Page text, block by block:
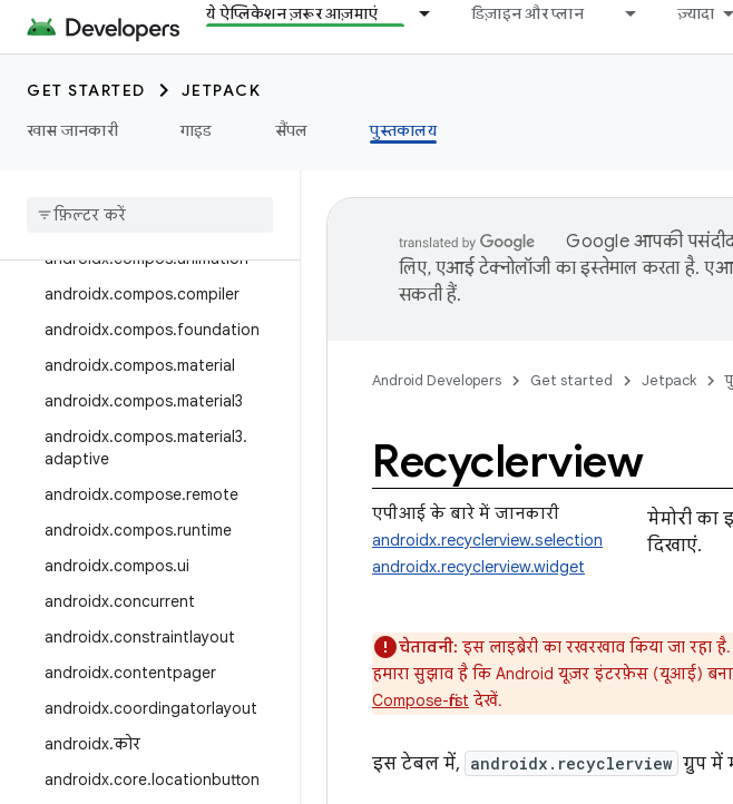
ये ऐप्लिकेशन ज़रूर आज़माएं डिज़ाइन और प्लान ज़्यादा
GET STARTED
JETPACK
खास जानकारी
गाइड सैंपल पुस्तकालय
androidx.camera.media3
androidx.camera.viewfinder
androidx.car
androidx.compos
androidx.compos.animation
androidx.compos.compiler
androidx.compos.foundation
androidx.compos.material
androidx.compos.material3
androidx.compos.material3.
adaptive
androidx.compose.remote
androidx.compos.runtime
androidx.compos.ui
androidx.concurrent
androidx.constraintlayout
androidx.contentpager
androidx.coordingatorlayout
androidx.कोर
androidx.core.locationbutton
Google आपकी
लिए, एआई टेक्नोलॉजी का इस्तेमाल करता है.
सकती हैं.
Android Developers Get started Jetpack
Recyclerview
एपीआई के बारे में जानकारी
androidx.recyclerview.selection
androidx.recyclerview.widget
मेमोरी
दिखाएं.
चेतावनी: इस लाइब्रेरी का रखरखाव किया जा रहा
हमारा सुझाव है कि Android यूज़र इंटरफ़ेस (यूआई)
Compose-first देखें.
इस टेबल में, androidx.recyclerview ग्रुप